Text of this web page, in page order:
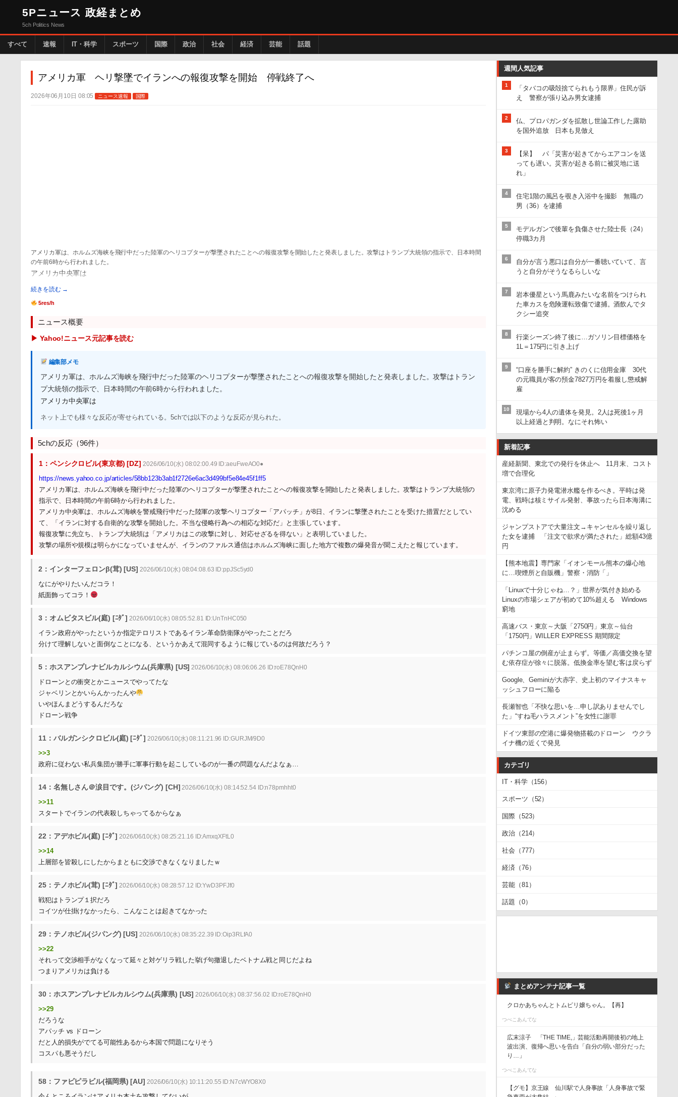
5Pニュース 政経まとめ
5ch Politics News
すべて 速報 IT・科学 スポーツ 国際 政治 社会 経済 芸能 話題
アメリカ軍 ヘリ撃墜でイランへの報復攻撃を開始 停戦終了へ
2026年06月10日 08:05 ニュース速報 国際
アメリカ軍は、ホルムズ海峡を飛行中だった陸軍のヘリコプターが撃墜されたことへの報復攻撃を開始したと発表しました。攻撃はトランプ大統領の指示で、日本時間
の午前6時から行われました。
アメリカ中央軍は
続きを読む →
5res/h
ニュース概要
▶ Yahoo!ニュース元記事を読む
編集部メモ
アメリカ軍は、ホルムズ海峡を飛行中だった陸軍のヘリコプターが撃墜されたことへの報復攻撃を開始したと発表しました。攻撃はトラン
プ大統領の指示で、日本時間の午前6時から行われました。
アメリカ中央軍は
ネット上でも様々な反応が寄せられている。5chでは以下のような反応が見られた。
5chの反応（96件）
1：ペンシクロビル(東京都) [DZ] 2026/06/10(水) 08:02:00.49 ID:aeuFweAO0●
https://news.yahoo.co.jp/articles/58bb123b3ab1f2726e6ac3d499bf5e84e45f1ff5
アメリカ軍は、ホルムズ海峡を飛行中だった陸軍のヘリコプターが撃墜されたことへの報復攻撃を開始したと発表しました。攻撃はトランプ大統領の
指示で、日本時間の午前6時から行われました。
アメリカ中央軍は、ホルムズ海峡を警戒飛行中だった陸軍の攻撃ヘリコプター「アパッチ」が8日、イランに撃墜されたことを受けた措置だとしてい
て、「イランに対する自衛的な攻撃を開始した。不当な侵略行為への相応な対応だ」と主張しています。
報復攻撃に先立ち、トランプ大統領は「アメリカはこの攻撃に対し、対応せざるを得ない」と表明していました。
攻撃の場所や規模は明らかになっていませんが、イランのファルス通信はホルムズ海峡に面した地方で複数の爆発音が聞こえたと報じています。
2：インターフェロンβ(茸) [US] 2026/06/10(水) 08:04:08.63 ID:ppJSc5yd0
なにがやりたいんだコラ！
紙面飾ってコラ！
3：オムビタスビル(庭) [ﾆﾀﾞ] 2026/06/10(水) 08:05:52.81 ID:UnTnHC050
イラン政府がやったというか指定テロリストであるイラン革命防衛隊がやったことだろ
分けて理解しないと面倒なことになる、というかあえて混同するように報じているのは何故だろう？
5：ホスアンプレナビルカルシウム(兵庫県) [US] 2026/06/10(水) 08:06:06.26 ID:roE78QnH0
ドローンとの衝突とかニュースでやってたな
ジャベリンとかいらんかったんや
いやほんまどうするんだろな
ドローン戦争
11：バルガンシクロビル(庭) [ﾆﾀﾞ] 2026/06/10(水) 08:11:21.96 ID:GURJM/9D0
>>3
政府に従わない私兵集団が勝手に軍事行動を起こしているのが一番の問題なんだよなぁ…
14：名無しさん＠涙目です。(ジパング) [CH] 2026/06/10(水) 08:14:52.54 ID:n78pmhht0
>>11
スタートでイランの代表殺しちゃってるからなぁ
22：アデホビル(庭) [ﾆﾀﾞ] 2026/06/10(水) 08:25:21.16 ID:AmxqXFtL0
>>14
上層部を皆殺しにしたからまともに交渉できなくなりましたｗ
25：テノホビル(茸) [ﾆﾀﾞ] 2026/06/10(水) 08:28:57.12 ID:YwD3PFJf0
戦犯はトランプ１択だろ
コイツが仕掛けなかったら、こんなことは起きてなかった
29：テノホビル(ジパング) [US] 2026/06/10(水) 08:35:22.39 ID:Oip3RLfA0
>>22
それって交渉相手がなくなって延々と対ゲリラ戦した挙げ句撤退したベトナム戦と同じだよね
つまりアメリカは負ける
30：ホスアンプレナビルカルシウム(兵庫県) [US] 2026/06/10(水) 08:37:56.02 ID:roE78QnH0
>>29
だろうな
アパッチ vs ドローン
だと人的損失がでてる可能性あるから本国で問題になりそう
コスパも悪そうだし
58：ファビピラビル(福岡県) [AU] 2026/06/10(水) 10:11:20.55 ID:N7cWYO8X0
週間人気記事
1
「タバコの吸殻捨てられもう限界」住民が訴
え 警察が張り込み男女逮捕
2
仏、プロパガンダを拡散し世論工作した露助
を国外追放 日本も見倣え
3
【呆】 パ「災害が起きてからエアコンを送
っても遅い。災害が起きる前に被災地に送
れ」
4
住宅1階の風呂を覗き入浴中を撮影 無職の
男（36）を逮捕
5
モデルガンで後輩を負傷させた陸士長（24）
停職3カ月
6
自分が言う悪口は自分が一番聴いていて、言
うと自分がそうなるらしいな
7
岩本優星という馬鹿みたいな名前をつけられ
た車カスを危険運転致傷で逮捕。酒飲んでタ
クシー追突
8
行楽シーズン終了後に…ガソリン目標価格を
1L＝175円に引き上げ
9
“口座を勝手に解約” きのくに信用金庫 30代
の元職員が客の預金7827万円を着服し懲戒解
雇
10
現場から4人の遺体を発見。2人は死後1ヶ月
以上経過と判明。なにそれ怖い
新着記事
産経新聞、東北での発行を休止へ 11月末、コスト
増で合理化
東京湾に原子力発電潜水艦を作るべき。平時は発
電、戦時は核ミサイル発射、事故ったら日本海溝に
沈める
ジャンプストアで大量注文→キャンセルを繰り返し
た女を逮捕 「注文で欲求が満たされた」総額43億
円
【熊本地震】専門家「イオンモール熊本の爆心地
に…喫煙所と自販機」警察・消防「」
「Linuxで十分じゃね…？」世界が気付き始める
Linuxの市場シェアが初めて10%超える Windows
窮地
高速バス・東京～大阪「2750円」東京～仙台
「1750円」WILLER EXPRESS 期間限定
パチンコ屋の倒産が止まらず。等価／高価交換を望
む依存症が徐々に脱落。低換金率を望む客は戻らず
Google、Geminiが大赤字、史上初のマイナスキャ
ッシュフローに陥る
長瀬智也「不快な思いを…申し訳ありませんでし
た」“すね毛ハラスメント”を女性に謝罪
ドイツ東部の空港に爆発物搭載のドローン ウクラ
イナ機の近くで発見
カテゴリ
IT・科学（156）
スポーツ（52）
国際（523）
政治（214）
社会（777）
経済（76）
芸能（81）
話題（0）
まとめアンテナ記事一覧
クロかあちゃんとトムピリ嬢ちゃん。【再】
つべこあんてな
広末涼子 「THE TIME,」芸能活動再開後初の地上
波出演、復帰へ思いを告白「自分の弱い部分だった
り…」
つべこあんてな
【グモ】京王線 仙川駅で人身事故「人身事故で緊